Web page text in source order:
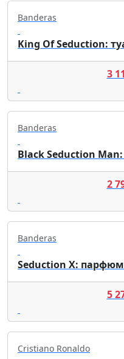
Banderas
King Of Seduction:
3
Banderas
Black Seduction
2
Banderas
Seduction X:
5
Cristiano Ronaldo